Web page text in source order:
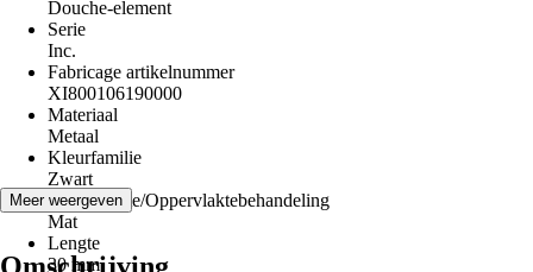
Douche-element
Serie
Inc.
Fabricage artikelnummer
XI800106190000
Materiaal
Metaal
Kleurfamilie
Zwart
Oppervlakte/Oppervlaktebehandeling
Mat
Lengte
30 mm
Meer weergeven